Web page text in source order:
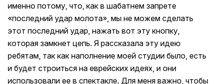
именно потому, что, как в шабатнем запрете
«последний удар молота», мы не можем сделать
этот последний удар, нажать вот эту кнопку,
которая замкнет цепь. Я рассказала эту идею
ребятам, так как наполнение моей студии было, есть
и будет строиться на еврейских идеях, и они
использовали ее в спектакле. Для меня важно, чтобы